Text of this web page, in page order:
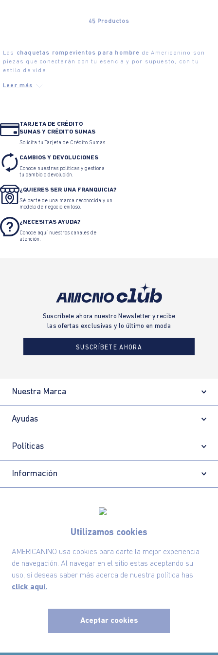
Utilizamos cookies
AMERICANINO usa cookies para darte la mejor experiencia
de navegación. Al navegar en el sitio estas aceptando su
uso, si deseas saber más acerca de nuestra política has
click aquí.
Aceptar cookies
45 Productos
Las chaquetas rompevientos para hombre de Americanino son
piezas que conectarán con tu esencia y por supuesto, con tu
estilo de vida.
TARJETA DE CRÉDITO
SUMAS Y CRÉDITO SUMAS
Solicita tu Tarjeta de Crédito Sumas
CAMBIOS Y DEVOLUCIONES
Conoce nuestras políticas y gestiona
tu cambio o devolución.
¿QUIERES SER UNA FRANQUICIA?
Sé parte de una marca reconocida y un
modelo de negocio exitoso.
¿NECESITAS AYUDA?
Conoce aquí nuestros canales de
atención.
Suscríbete ahora nuestro Newsletter y recibe
las ofertas exclusivas y lo último en moda
SUSCRÍBETE AHORA
Nuestra Marca
Ayudas
Políticas
Información
Comodin S.A.S | NIT: 800.069.933-6©2025 Americanino, todos los derechos reservados